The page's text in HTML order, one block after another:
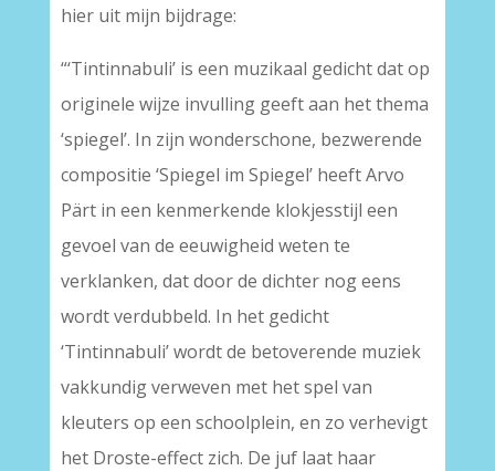
hier uit mijn bijdrage:
“‘Tintinnabuli’ is een muzikaal gedicht dat op
originele wijze invulling geeft aan het thema
‘spiegel’. In zijn wonderschone, bezwerende
compositie ‘Spiegel im Spiegel’ heeft Arvo
Pärt in een kenmerkende klokjesstijl een
gevoel van de eeuwigheid weten te
verklanken, dat door de dichter nog eens
wordt verdubbeld. In het gedicht
‘Tintinnabuli’ wordt de betoverende muziek
vakkundig verweven met het spel van
kleuters op een schoolplein, en zo verhevigt
het Droste-effect zich. De juf laat haar